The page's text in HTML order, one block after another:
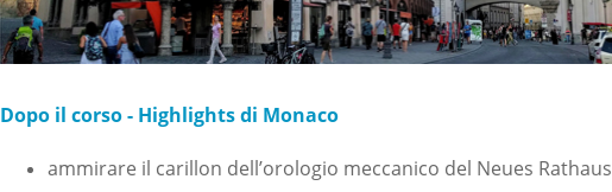
Dopo il corso - Highlights di Monaco
ammirare il carillon dell’orologio meccanico del Neues Rathaus